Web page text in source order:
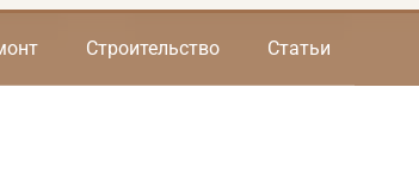
Строительство Статьи